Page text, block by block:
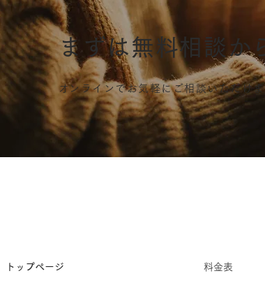
まずは無料相談か
オンラインでお気軽にご相談いただけ
​トップページ ​料金表